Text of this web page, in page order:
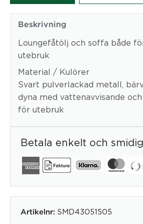
Beskrivning
Loungefåtölj och soffa både
utebruk
Material / Kulörer
Svart pulverlackad metall,
dyna med vattenavvisande
för utebruk
Betala enkelt och
Artikelnr: SMD43051505